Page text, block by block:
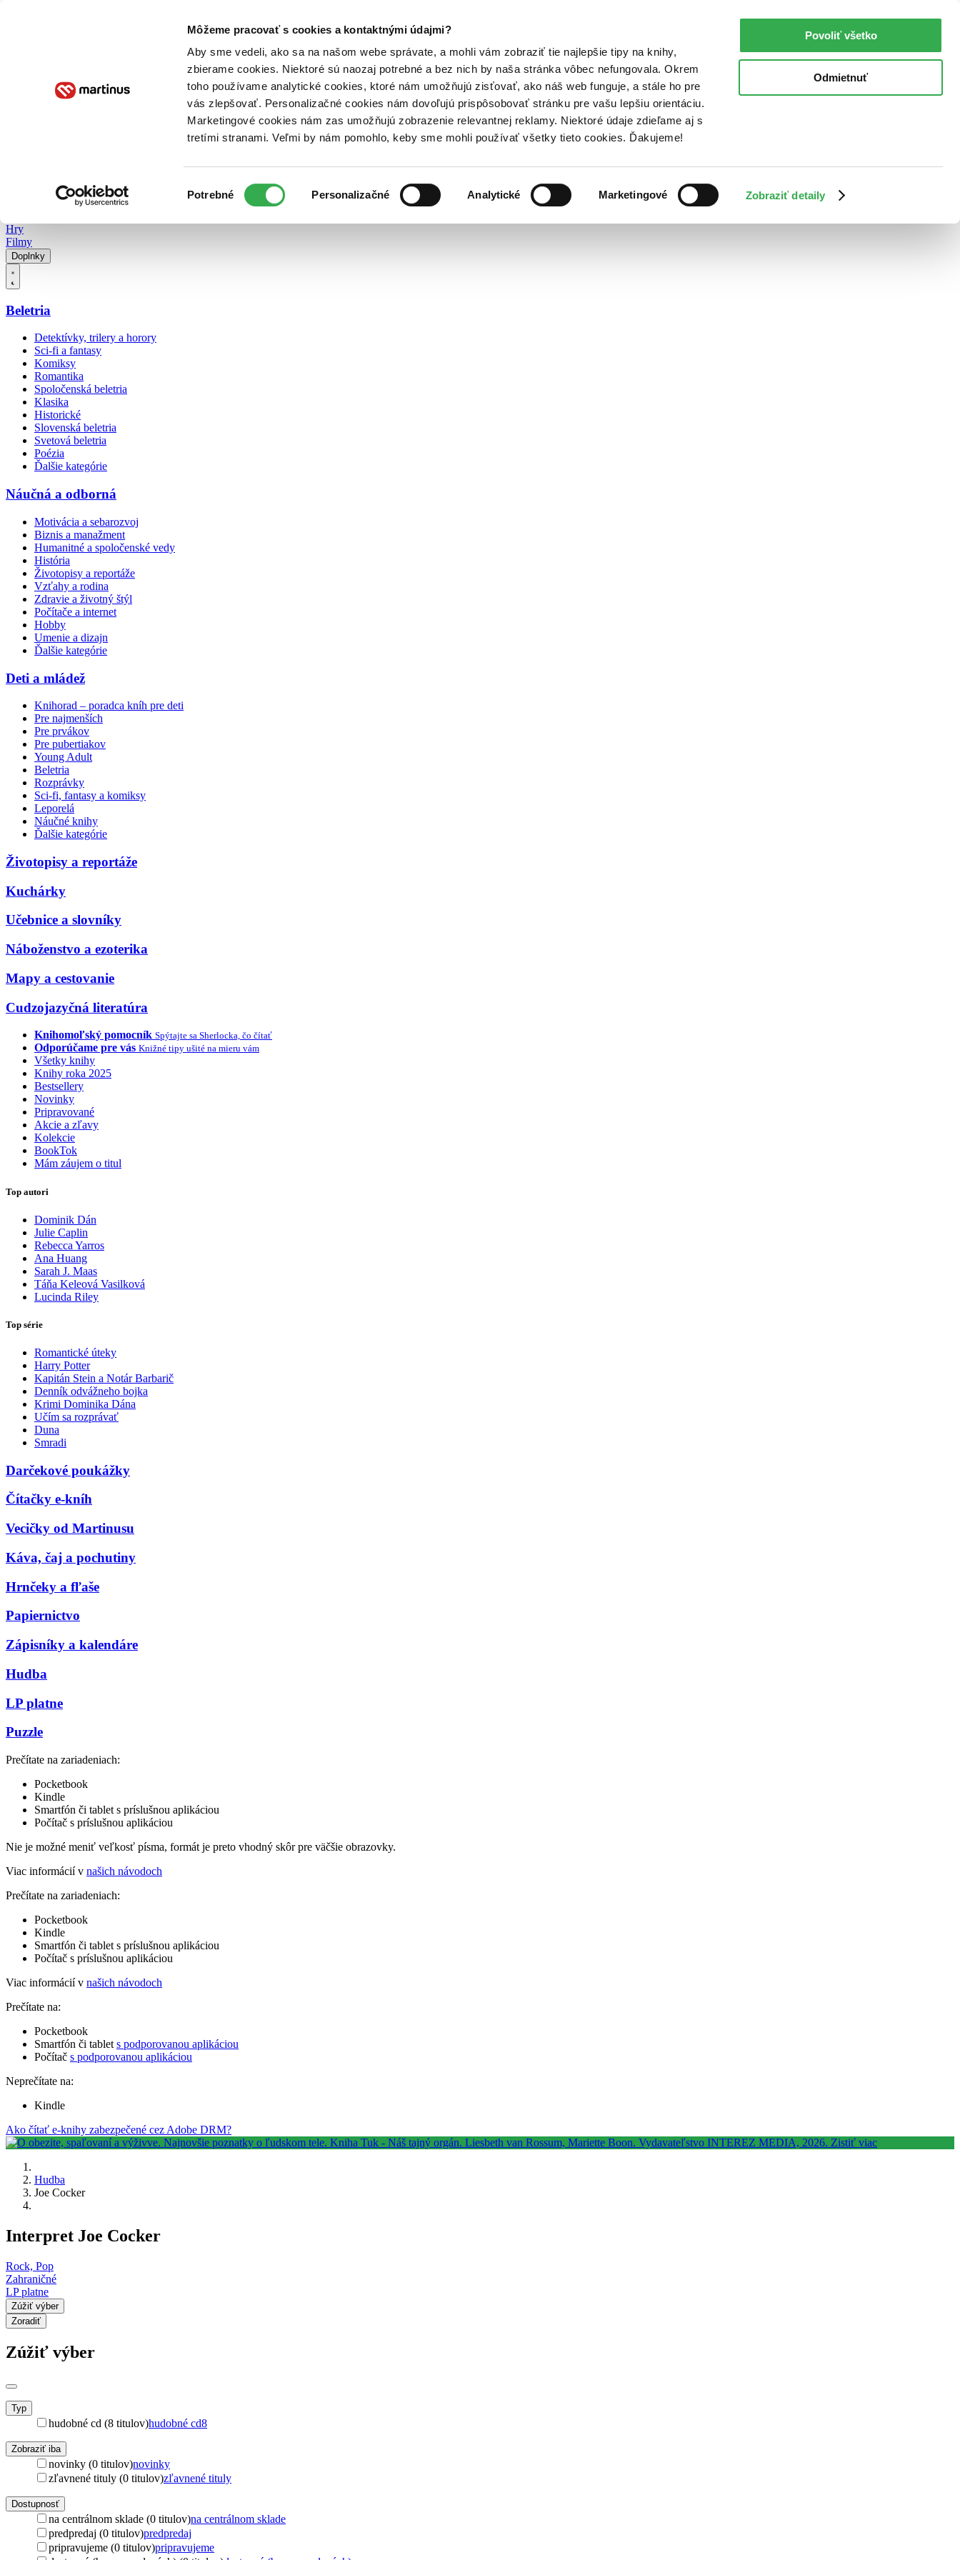
Môžeme pracovať s cookies a kontaktnými údajmi?
Aby sme vedeli, ako sa na našom webe správate, a mohli vám zobraziť tie najlepšie tipy na knihy,
zbierame cookies. Niektoré sú naozaj potrebné a bez nich by naša stránka vôbec nefungovala. Okrem
toho používame analytické cookies, ktoré nám umožňujú zisťovať, ako náš web funguje, a stále ho pre
vás zlepšovať. Personalizačné cookies nám dovoľujú prispôsobovať stránku pre vašu lepšiu orientáciu.
Marketingové cookies nám zas umožňujú zobrazenie relevantnej reklamy. Niektoré údaje zdieľame aj s
tretími stranami. Veľmi by nám pomohlo, keby sme mohli používať všetky tieto cookies. Ďakujeme!
súhlasu
Potrebné Personalizačné Analytické Marketingové Zobraziť detaily
Povoliť všetko
Odmietnuť
Poukážky Kontakt
Hry
Filmy
Doplnky
Beletria
Detektívky, trilery a horory
Sci-fi a fantasy
Komiksy
Romantika
Spoločenská beletria
Klasika
Historické
Slovenská beletria
Svetová beletria
Poézia
Ďalšie kategórie
Náučná a odborná
Motivácia a sebarozvoj
Biznis a manažment
Humanitné a spoločenské vedy
História
Životopisy a reportáže
Vzťahy a rodina
Zdravie a životný štýl
Počítače a internet
Hobby
Umenie a dizajn
Ďalšie kategórie
Deti a mládež
Knihorad – poradca kníh pre deti
Pre najmenších
Pre prvákov
Pre pubertiakov
Young Adult
Beletria
Rozprávky
Sci-fi, fantasy a komiksy
Leporelá
Náučné knihy
Ďalšie kategórie
Životopisy a reportáže
Kuchárky
Učebnice a slovníky
Náboženstvo a ezoterika
Mapy a cestovanie
Cudzojazyčná literatúra
Knihomoľský pomocník Spýtajte sa Sherlocka, čo čítať
Odporúčame pre vás Knižné tipy ušité na mieru vám
Všetky knihy
Knihy roka 2025
Bestsellery
Novinky
Pripravované
Akcie a zľavy
Kolekcie
BookTok
Mám záujem o titul
Top autori
Dominik Dán
Julie Caplin
Rebecca Yarros
Ana Huang
Sarah J. Maas
Táňa Keleová Vasilková
Lucinda Riley
Top série
Romantické úteky
Harry Potter
Kapitán Stein a Notár Barbarič
Denník odvážneho bojka
Krimi Dominika Dána
Učím sa rozprávať
Duna
Smradi
Darčekové poukážky
Čítačky e-kníh
Vecičky od Martinusu
Káva, čaj a pochutiny
Hrnčeky a fľaše
Papiernictvo
Zápisníky a kalendáre
Hudba
LP platne
Puzzle
Prečítate na zariadeniach:
Pocketbook
Kindle
Smartfón či tablet s príslušnou aplikáciou
Počítač s príslušnou aplikáciou
Nie je možné meniť veľkosť písma, formát je preto vhodný skôr pre väčšie obrazovky.
Viac informácií v našich návodoch
Prečítate na zariadeniach:
Pocketbook
Kindle
Smartfón či tablet s príslušnou aplikáciou
Počítač s príslušnou aplikáciou
Viac informácií v našich návodoch
Prečítate na:
Pocketbook
Smartfón či tablet s podporovanou aplikáciou
Počítač s podporovanou aplikáciou
Neprečítate na:
Kindle
Ako čítať e-knihy zabezpečené cez Adobe DRM?
Hudba
Joe Cocker
Interpret Joe Cocker
Rock, Pop
Zahraničné
LP platne
Zúžiť výber
Zoradiť
Zúžiť výber
Typ
hudobné cd (8 titulov)hudobné cd8
Zobraziť iba
novinky (0 titulov)novinky
zľavnené tituly (0 titulov)zľavnené tituly
Dostupnosť
na centrálnom sklade (0 titulov)na centrálnom sklade
predpredaj (0 titulov)predpredaj
pripravujeme (0 titulov)pripravujeme